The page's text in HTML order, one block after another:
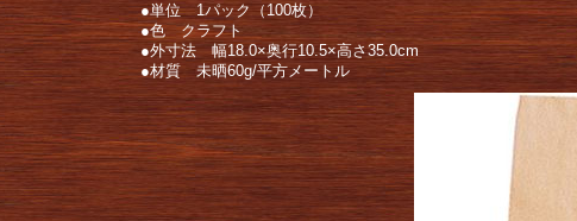
●単位 1パック（100枚）
●色 クラフト
●外寸法 幅18.0×奥行10.5×高さ35.0cm
●材質 未晒60g/平方メートル